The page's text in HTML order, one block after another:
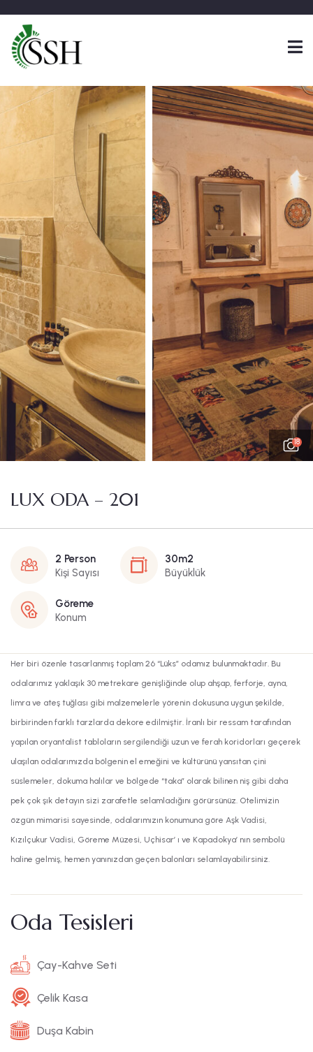
18
LUX ODA – 201
2 Person
Kişi Sayısı
30m2
Büyüklük
Göreme
Konum
Her biri özenle tasarlanmış toplam 26 “Lüks” odamız bulunmaktadır. Bu
odalarımız yaklaşık 30 metrekare genişliğinde olup ahşap, ferforje, ayna,
limra ve ateş tuğlası gibi malzemelerle yörenin dokusuna uygun şekilde,
birbirinden farklı tarzlarda dekore edilmiştir. İranlı bir ressam tarafından
yapılan oryantalist tabloların sergilendiği uzun ve ferah koridorları geçerek
ulaşılan odalarımızda bölgenin el emeğini ve kültürünü yansıtan çini
süslemeler, dokuma halılar ve bölgede “taka” olarak bilinen niş gibi daha
pek çok şık detayın sizi zarafetle selamladığını görürsünüz. Otelimizin
özgün mimarisi sayesinde, odalarımızın konumuna göre Aşk Vadisi,
Kızılçukur Vadisi, Göreme Müzesi, Uçhisar’ ı ve Kapadokya’ nın sembolü
haline gelmiş, hemen yanınızdan geçen balonları selamlayabilirsiniz.
Oda Tesisleri
Çay-Kahve Seti
Çelik Kasa
Duşa Kabin